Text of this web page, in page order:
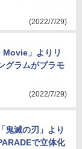
(2022/7/29)
Movie」よりリ
グラムがプラモ
(2022/7/29)
鬼滅の刃」より
で立体化